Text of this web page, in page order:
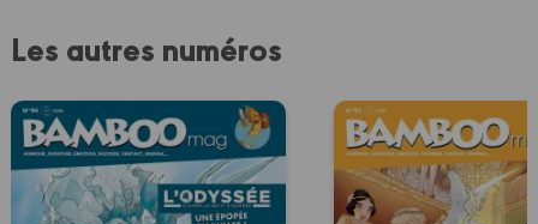
Les autres numéros